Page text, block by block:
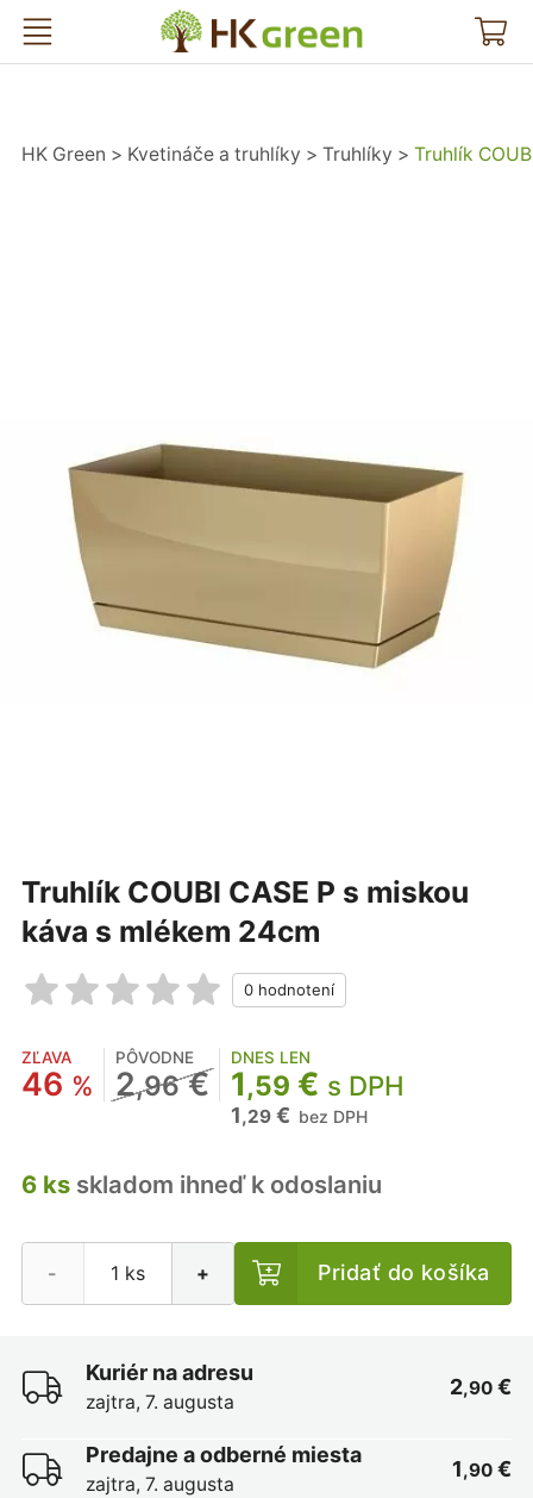
HK Green
HK Green Kvetináče a truhlíky Truhlíky Truhlík
Truhlík COUBI CASE P s miskou
káva s mlékem 24cm
ZĽAVA
46 %
PÔVODNE
2,96€
DNES LEN
1,59 € s DPH
1,29€ bez DPH
6 ksskladom ihneď k odoslaniu
- + Pridať do košíka
Kuriér na adresu
zajtra, 7. augusta
2,90 €
Predajne a odberné miesta
zajtra, 7. augusta
1,90 €